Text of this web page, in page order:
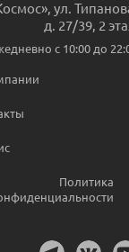
ул.
д. 27/39, 2
c 10:00 до
Политика